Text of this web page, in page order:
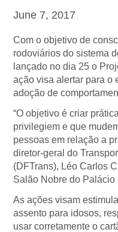
June 7, 2017
Com o objetivo de
rodoviários do sistema
lançado no dia 25 o
ação visa alertar para o
adoção de
“O objetivo é criar
privilegiem e que
pessoas em relação a
diretor-geral do
(DFTrans), Léo Carlos
Salão Nobre do Palácio
As ações visam
assento para idosos,
usar corretamente o